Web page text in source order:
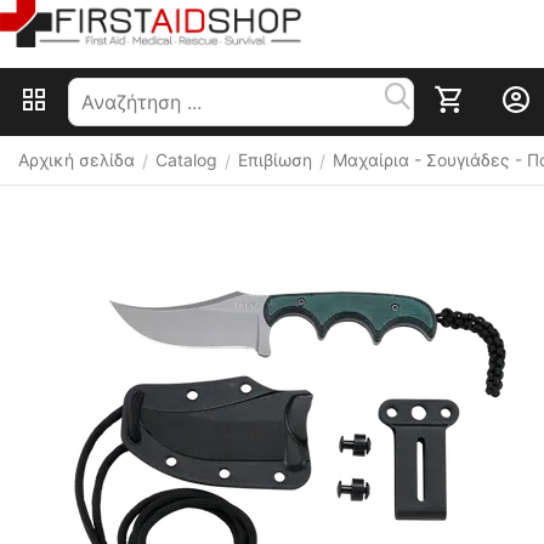
Αρχική σελίδα / Catalog / Επιβίωση / Μαχαίρια - Σουγιάδες -